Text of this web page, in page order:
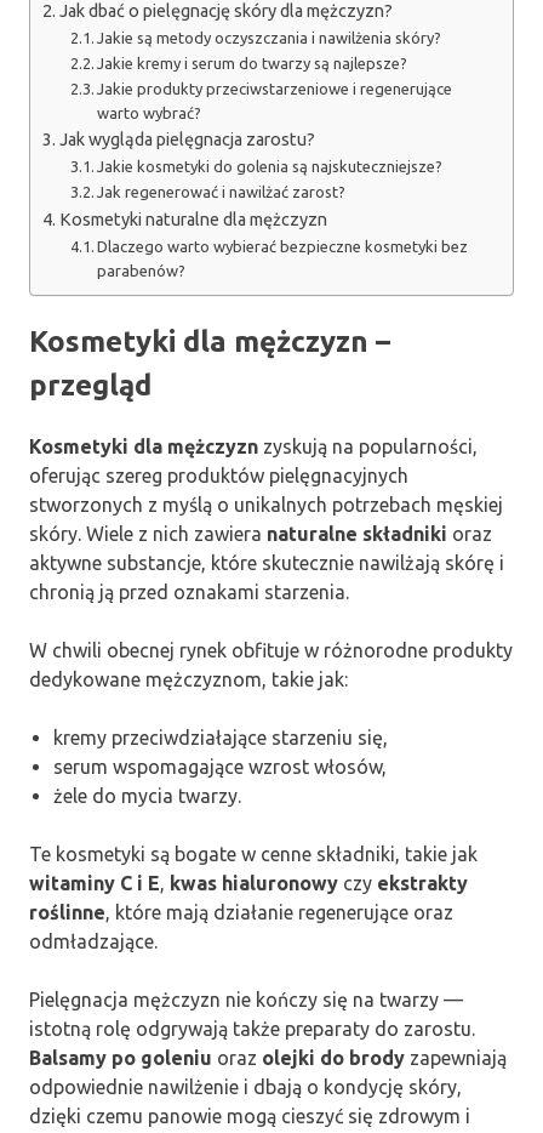
Jak dbać o pielęgnację skóry dla mężczyzn?
Jakie są metody oczyszczania i nawilżenia skóry?
Jakie kremy i serum do twarzy są najlepsze?
Jakie produkty przeciwstarzeniowe i regenerujące
warto wybrać?
Jak wygląda pielęgnacja zarostu?
Jakie kosmetyki do golenia są najskuteczniejsze?
Jak regenerować i nawilżać zarost?
Kosmetyki naturalne dla mężczyzn
Dlaczego warto wybierać bezpieczne kosmetyki bez
parabenów?
Kosmetyki dla mężczyzn –
przegląd
Kosmetyki dla mężczyzn zyskują na popularności,
oferując szereg produktów pielęgnacyjnych
stworzonych z myślą o unikalnych potrzebach męskiej
skóry. Wiele z nich zawiera naturalne składniki oraz
aktywne substancje, które skutecznie nawilżają skórę i
chronią ją przed oznakami starzenia.
W chwili obecnej rynek obfituje w różnorodne produkty
dedykowane mężczyznom, takie jak:
kremy przeciwdziałające starzeniu się,
serum wspomagające wzrost włosów,
żele do mycia twarzy.
Te kosmetyki są bogate w cenne składniki, takie jak
witaminy C i E, kwas hialuronowy czy ekstrakty
roślinne, które mają działanie regenerujące oraz
odmładzające.
Pielęgnacja mężczyzn nie kończy się na twarzy —
istotną rolę odgrywają także preparaty do zarostu.
Balsamy po goleniu oraz olejki do brody zapewniają
odpowiednie nawilżenie i dbają o kondycję skóry,
dzięki czemu panowie mogą cieszyć się zdrowym i